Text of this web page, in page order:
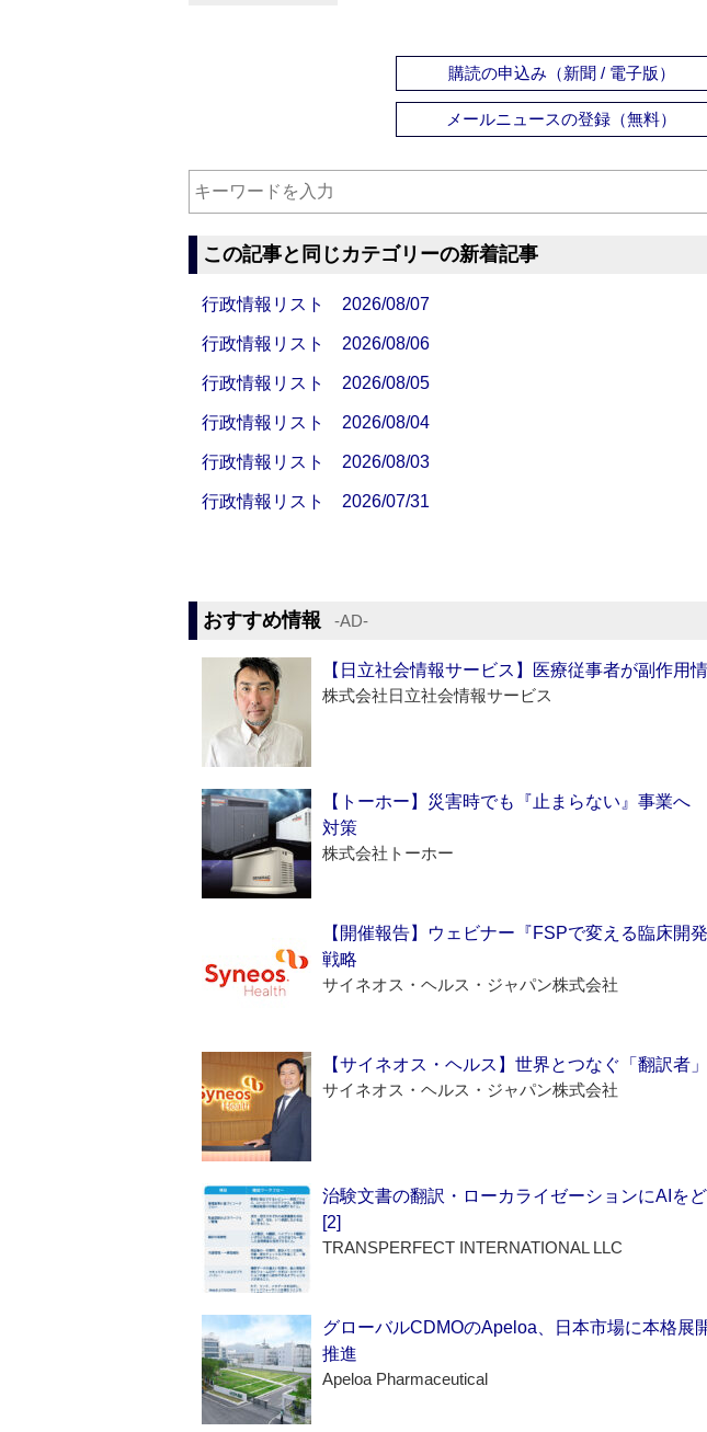
購読の申込み（新聞 / 電子版）
メールニュースの登録（無料）
この記事と同じカテゴリーの新着記事
行政情報リスト 2026/08/07
行政情報リスト 2026/08/06
行政情報リスト 2026/08/05
行政情報リスト 2026/08/04
行政情報リスト 2026/08/03
行政情報リスト 2026/07/31
おすすめ情報 ‐AD‐
【日立社会情報サービス】医療従事者が副作用
株式会社日立社会情報サービス
【トーホー】災害時でも『止まらない』事業
対策
株式会社トーホー
【開催報告】ウェビナー『FSPで変える臨床開
戦略
サイネオス・ヘルス・ジャパン株式会社
【サイネオス・ヘルス】世界とつなぐ「翻訳者
サイネオス・ヘルス・ジャパン株式会社
治験文書の翻訳・ローカライゼーションにAIを
[2]
TRANSPERFECT INTERNATIONAL LLC
グローバルCDMOのApeloa、日本市場に本格展
推進
Apeloa Pharmaceutical